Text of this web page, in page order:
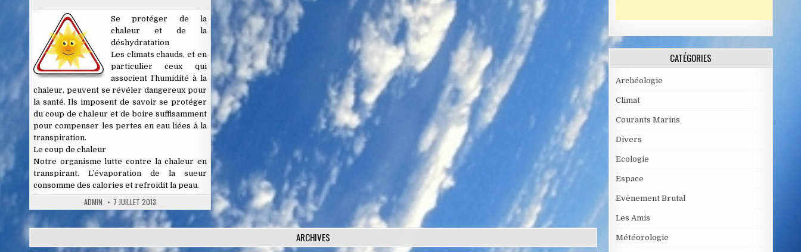
Se protéger de la
chaleur et de la
déshydratation
Les climats chauds, et en
particulier ceux qui
associent l’humidité à la
chaleur, peuvent se révéler dangereux pour
la santé. Ils imposent de savoir se protéger
du coup de chaleur et de boire suffisamment
pour compenser les pertes en eau liées à la
transpiration.
Le coup de chaleur
Notre organisme lutte contre la chaleur en
transpirant. L’évaporation de la sueur
consomme des calories et refroidit la peau.
ADMIN 7 JUILLET 2013
ARCHIVES
CATÉGORIES
Archéologie
Climat
Courants Marins
Divers
Ecologie
Espace
Evènement Brutal
Les Amis
Météorologie